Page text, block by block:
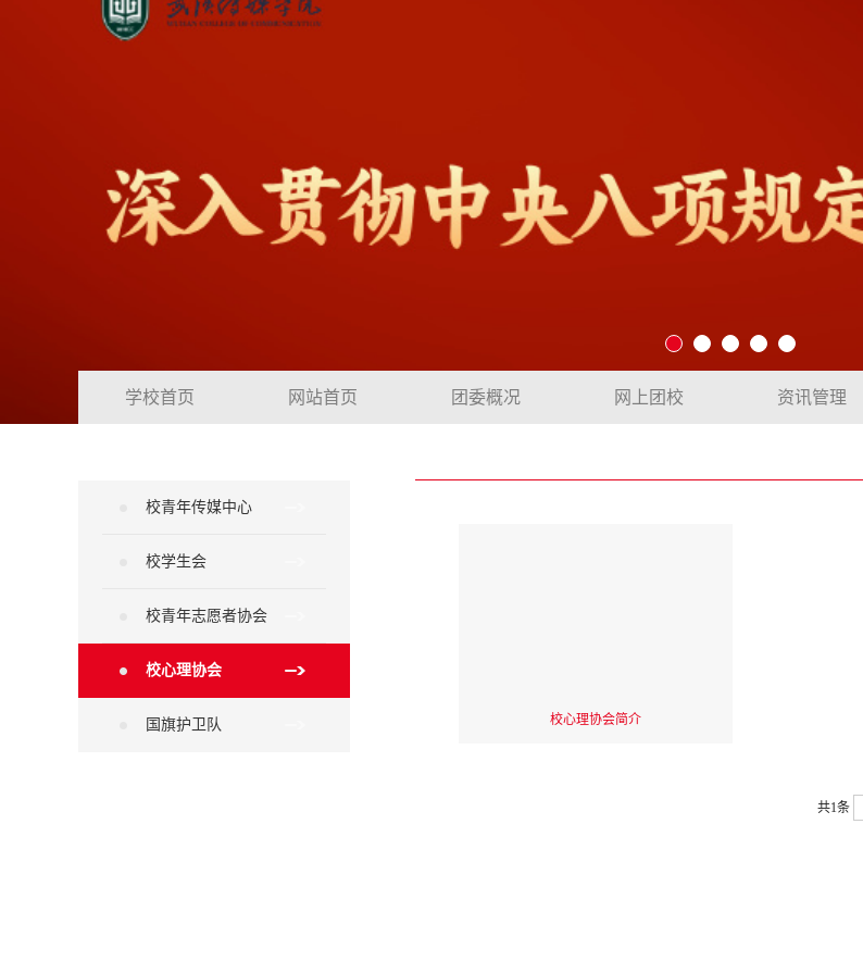
学校首页 网站首页 团委概况 网上团校 资讯管理
校青年传媒中心
校学生会
校青年志愿者协会
校心理协会
国旗护卫队 校心理协会简介
共1条